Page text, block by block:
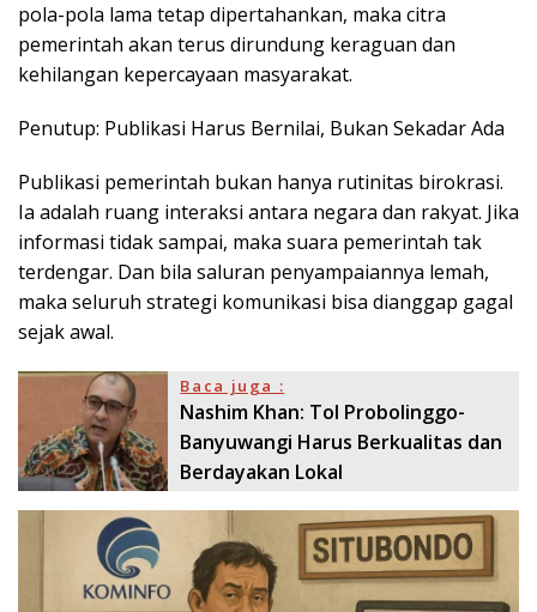
pola-pola lama tetap dipertahankan, maka citra
pemerintah akan terus dirundung keraguan dan
kehilangan kepercayaan masyarakat.
Penutup: Publikasi Harus Bernilai, Bukan Sekadar Ada
Publikasi pemerintah bukan hanya rutinitas birokrasi.
Ia adalah ruang interaksi antara negara dan rakyat. Jika
informasi tidak sampai, maka suara pemerintah tak
terdengar. Dan bila saluran penyampaiannya lemah,
maka seluruh strategi komunikasi bisa dianggap gagal
sejak awal.
Baca juga :
Nashim Khan: Tol Probolinggo-
Banyuwangi Harus Berkualitas dan
Berdayakan Lokal